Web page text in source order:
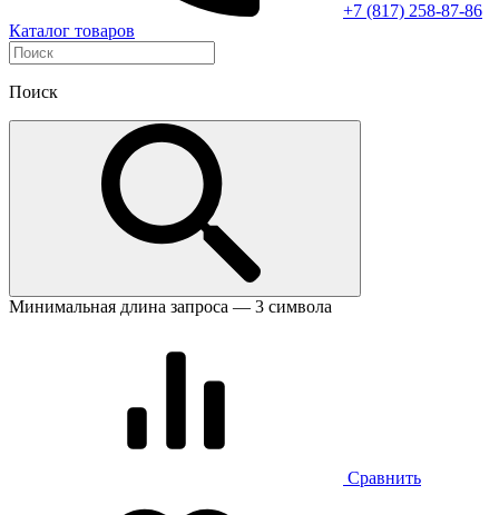
+7 (817) 258-87-86
Каталог товаров
Поиск
Минимальная длина запроса — 3 символа
Сравнить